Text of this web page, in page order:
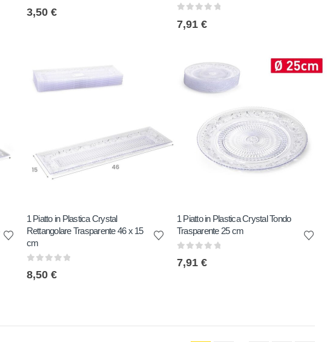
3,50 €
7,91 €
1 Piatto in Plastica Crystal
Rettangolare Trasparente 46 x 15
cm
8,50 €
1 Piatto in Plastica Crystal Tondo
Trasparente 25 cm
7,91 €